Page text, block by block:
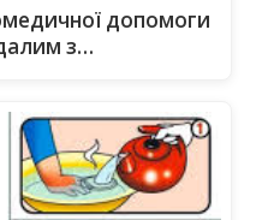
допомоги
з…